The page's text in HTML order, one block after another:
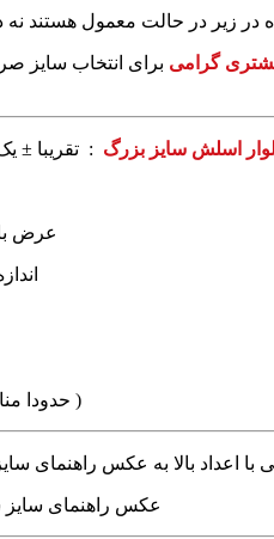
در زیر در حالت معمول هستند
گرامی
اسلش سایز بزرگ : تقریبا ±
عرض باسن :
اندازه
( حدودا مناسب سایز 58 تا 66 )